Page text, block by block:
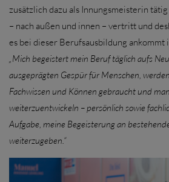
zusätzlich dazu als Innungsmeisterin
– nach außen und innen – vertritt und
es bei dieser Berufsausbildung ankommt
„Mich begeistert mein Beruf täglich aufs
ausgeprägten Gespür für Menschen,
Fachwissen und Können gebraucht und
weiterzuentwickeln – persönlich sowie
Aufgabe, meine Begeisterung an
weiterzugeben.“